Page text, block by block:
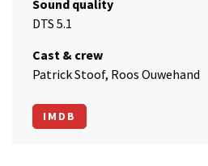
Sound quality
DTS 5.1
Cast & crew
Patrick Stoof, Roos Ouwehand
IMDB